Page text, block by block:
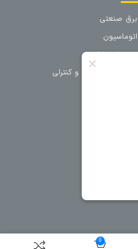
برق صنعتی
اتوماسیون
تجهیزات تابلویی
تجهیزات حفاظتی و کنترلی
0